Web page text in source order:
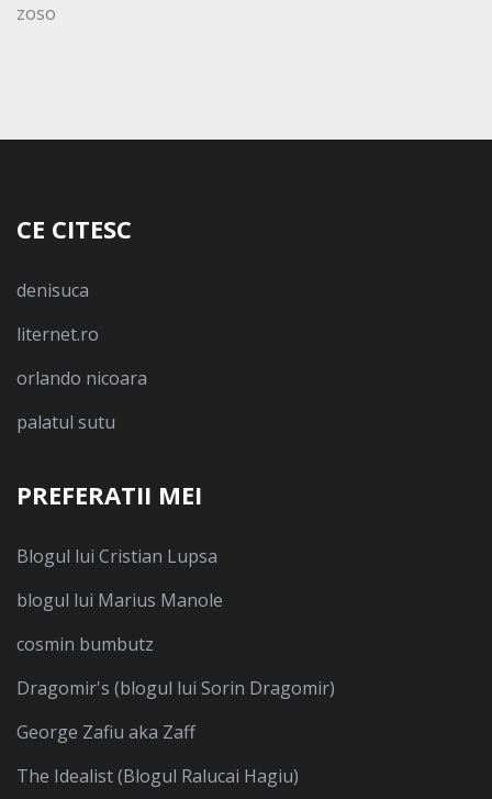
zoso
CE CITESC
denisuca
liternet.ro
orlando nicoara
palatul sutu
PREFERATII MEI
Blogul lui Cristian Lupsa
blogul lui Marius Manole
cosmin bumbutz
Dragomir's (blogul lui Sorin Dragomir)
George Zafiu aka Zaff
The Idealist (Blogul Ralucai Hagiu)